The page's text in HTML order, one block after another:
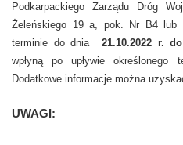
Podkarpackiego Zarządu Dróg
Żeleńskiego 19 a, pok. Nr B4 lub
terminie do dnia
21.10.2022 r.
wpłyną po upływie określonego
Dodatkowe informacje można
UWAGI: